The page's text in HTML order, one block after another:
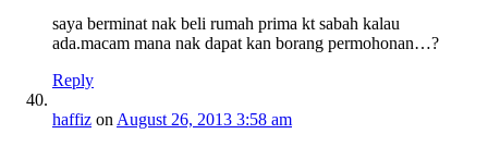
saya berminat nak beli rumah prima kt sabah kalau
ada.macam mana nak dapat kan borang permohonan…?
Reply
haffiz on August 26, 2013 3:58 am